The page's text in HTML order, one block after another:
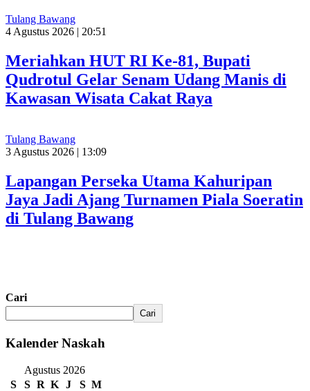
Tulang Bawang
4 Agustus 2026 | 20:51
Meriahkan HUT RI Ke-81, Bupati
Qudrotul Gelar Senam Udang Manis di
Kawasan Wisata Cakat Raya
Tulang Bawang
3 Agustus 2026 | 13:09
Lapangan Perseka Utama Kahuripan
Jaya Jadi Ajang Turnamen Piala Soeratin
di Tulang Bawang
Cari
Cari
Kalender Naskah
Agustus 2026
S
S R K J S M